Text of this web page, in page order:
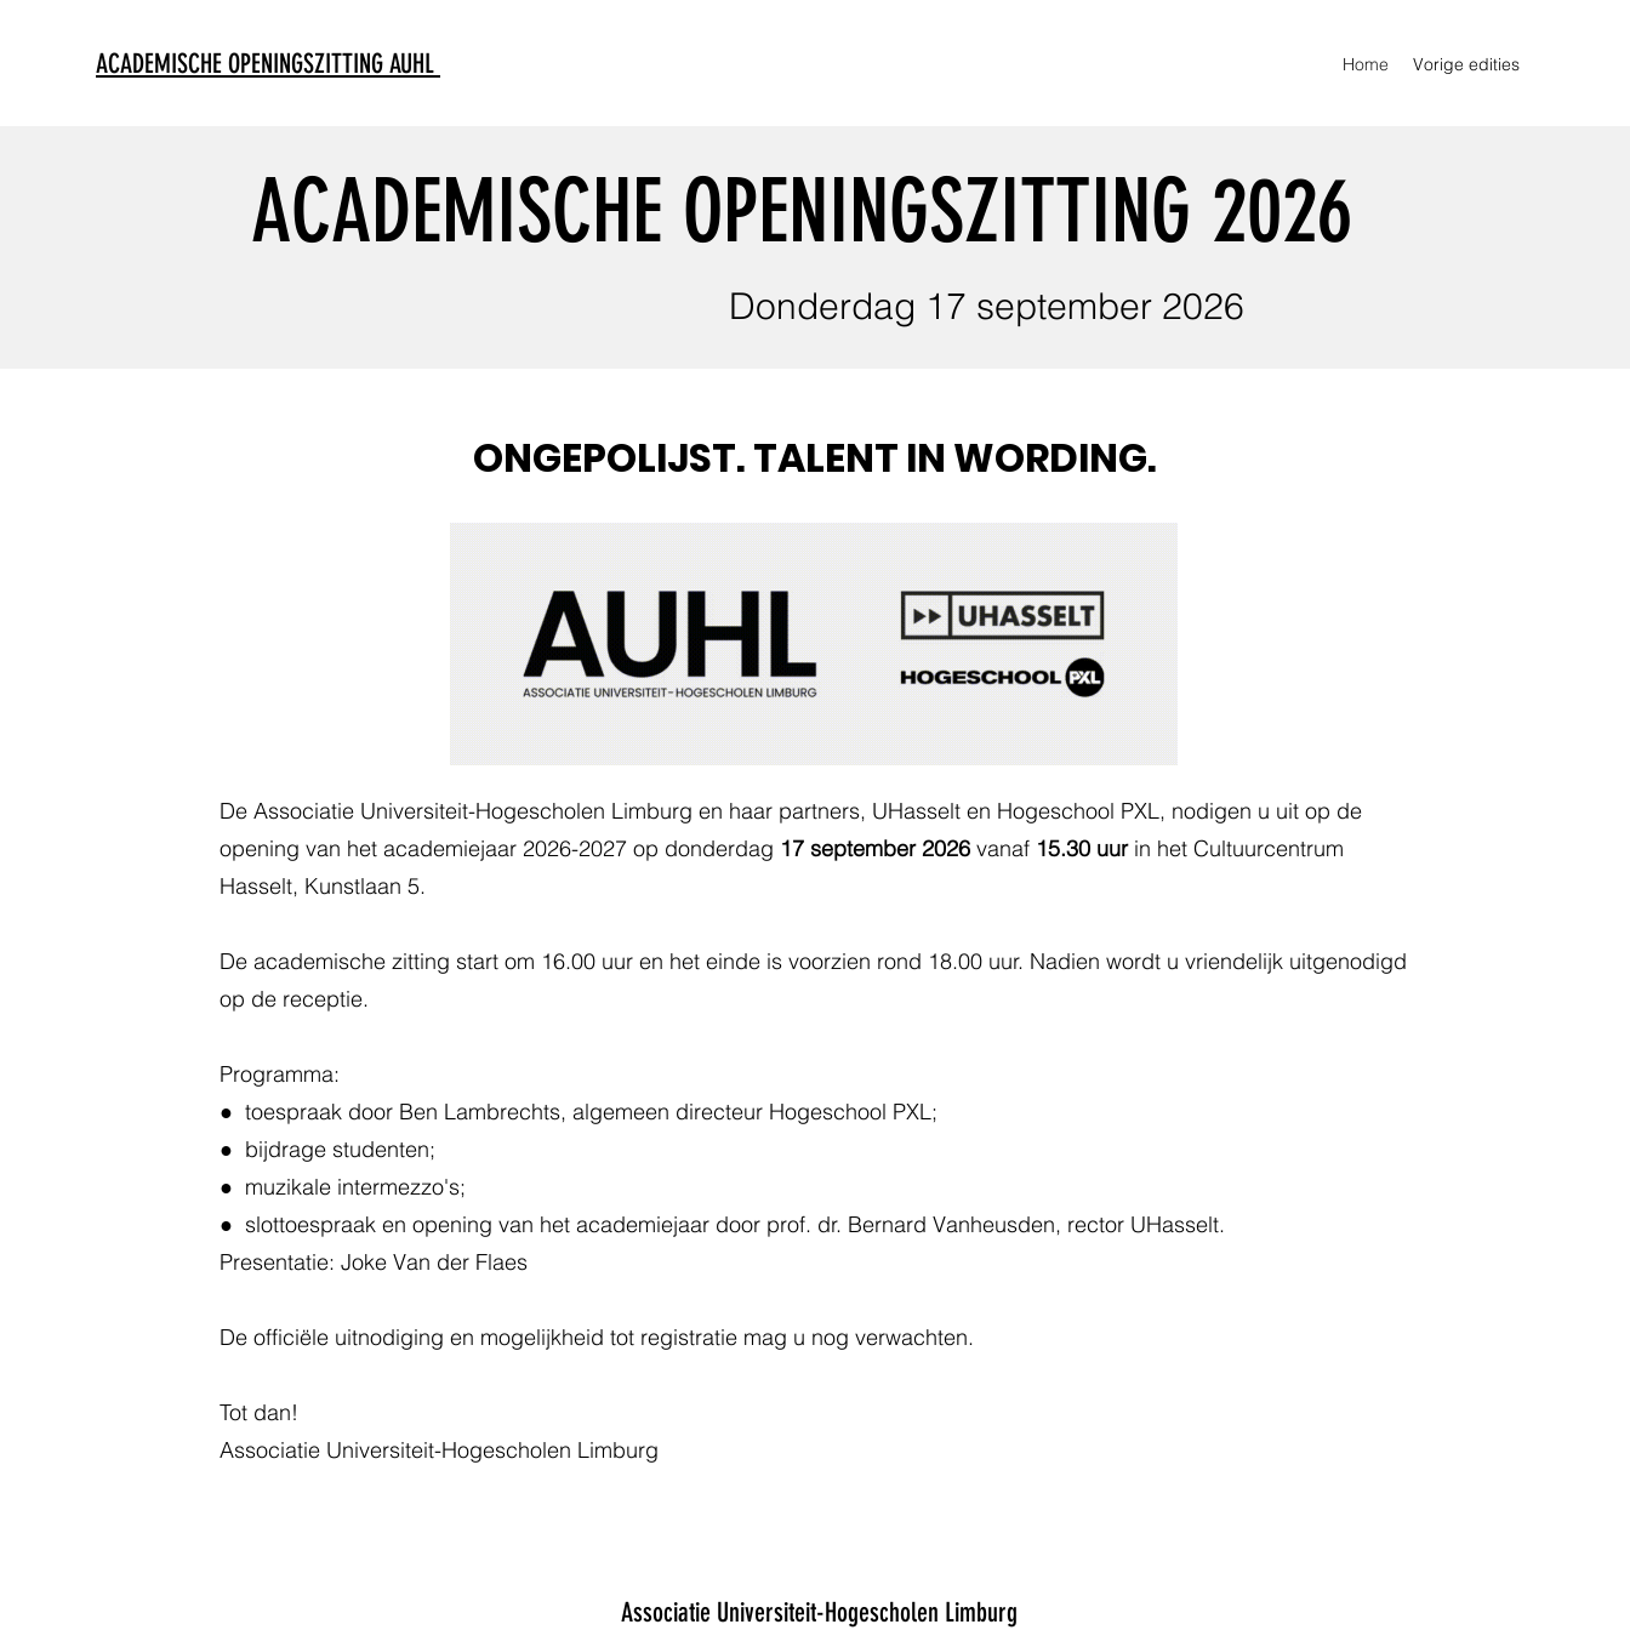
ACADEMISCHE OPENINGSZITTING AUHL Home Vorige edities
ACADEMISCHE OPENINGSZITTING 2026
Donderdag 17 september 2026
ONGEPOLIJST. TALENT IN WORDING.
De Associatie Universiteit-Hogescholen Limburg en haar partners, UHasselt en Hogeschool PXL, nodigen u uit op de
opening van het academiejaar 2026-2027 op donderdag 17 september 2026 vanaf 15.30 uurin het Cultuurcentrum
Hasselt, Kunstlaan 5.
De academische zitting start om 16.00 uur en het einde is voorzien rond 18.00 uur. Nadien wordt u vriendelijk uitgenodigd
op de receptie.
Programma:
● toespraak door Ben Lambrechts, algemeen directeur Hogeschool PXL; ​
● bijdrage studenten;
● muzikale intermezzo's;
● slottoespraak en opening van het academiejaar door prof. dr. Bernard Vanheusden, rector UHasselt.
Presentatie: Joke Van der Flaes
De officiële uitnodiging en mogelijkheid tot registratie mag u nog verwachten.
Tot dan!
Associatie Universiteit-Hogescholen Limburg
Associatie Universiteit-Hogescholen Limburg